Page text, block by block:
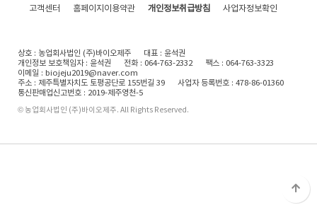
고객센터 홈페이지이용약관 개인정보취급방침 사업자정보확인
상호 : 농업회사법인 (주)바이오제주
대표 : 윤석권
개인정보 보호책임자 : 윤석권
전화 : 064-763-2332
팩스 : 064-763-3323
이메일 : biojeju2019@naver.com
주소 : 제주특별자치도 토평공단로 155번길 39
사업자 등록번호 : 478-86-01360
통신판매업신고번호 : 2019-제주영천-5
© 농업회사법인 (주)바이오제주. All Rights Reserved.